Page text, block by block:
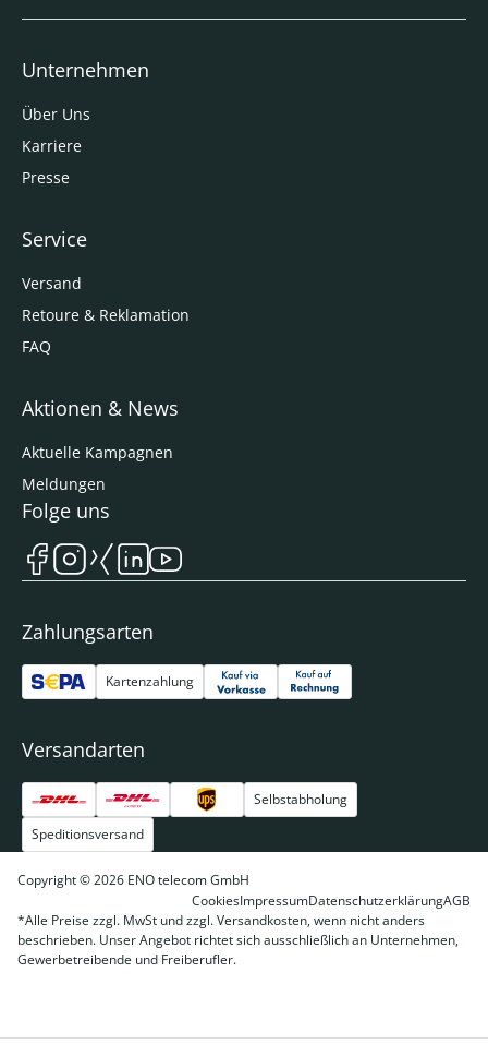
Unternehmen
Über Uns
Karriere
Presse
Service
Versand
Retoure & Reklamation
FAQ
Aktionen & News
Aktuelle Kampagnen
Meldungen
Zahlungsarten
Kartenzahlung
Versandarten
Selbstabholung
Speditionsversand
Folge uns
Copyright © 2026 ENO telecom GmbH
CookiesImpressumDatenschutzerklärungAGB
*Alle Preise zzgl. MwSt und zzgl. Versandkosten, wenn nicht anders
beschrieben. Unser Angebot richtet sich ausschließlich an Unternehmen,
Gewerbetreibende und Freiberufler.